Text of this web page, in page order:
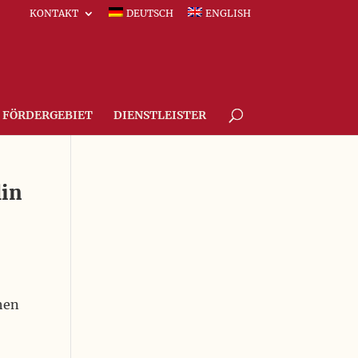
KONTAKT DEUTSCH ENGLISH
FÖRDERGEBIET DIENSTLEISTER